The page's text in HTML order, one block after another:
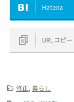
Hatena
URLコピー
-修正, 暮らし